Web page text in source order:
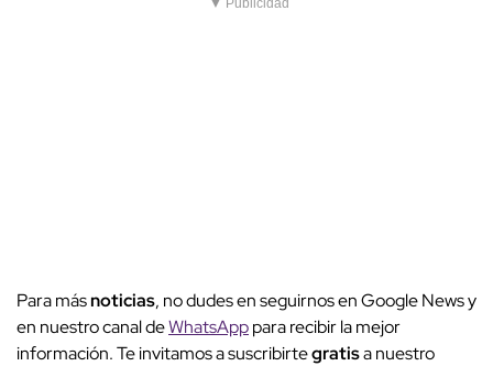
▼ Publicidad
Para másnoticias, no dudes en seguirnos en Google News y
en nuestro canal deWhatsApppara recibir la mejor
información. Te invitamos a suscribirtegratisa nuestro